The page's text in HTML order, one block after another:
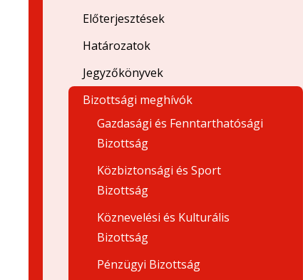
Előterjesztések
Határozatok
Jegyzőkönyvek
Bizottsági meghívók
Gazdasági és Fenntarthatósági
Bizottság
Közbiztonsági és Sport
Bizottság
Köznevelési és Kulturális
Bizottság
Pénzügyi Bizottság